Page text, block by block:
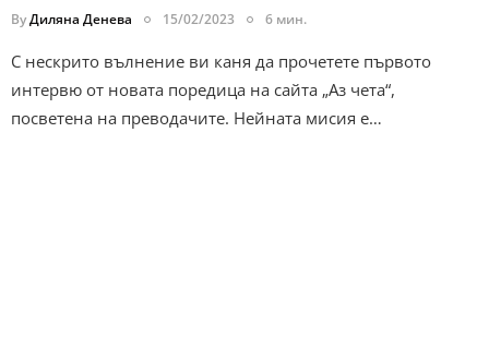
ByДиляна Денева 15/02/2023 6 мин.
С нескрито вълнение ви каня да прочетете първото
интервю от новата поредица на сайта „Аз чета“,
посветена на преводачите. Нейната мисия е…